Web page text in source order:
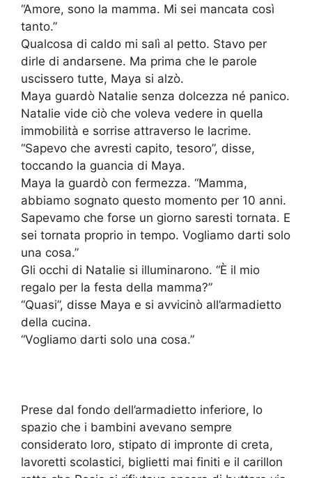
“Amore, sono la mamma. Mi sei mancata così
tanto.”
Qualcosa di caldo mi salì al petto. Stavo per
dirle di andarsene. Ma prima che le parole
uscissero tutte, Maya si alzò.
Maya guardò Natalie senza dolcezza né panico.
Natalie vide ciò che voleva vedere in quella
immobilità e sorrise attraverso le lacrime.
“Sapevo che avresti capito, tesoro”, disse,
toccando la guancia di Maya.
Maya la guardò con fermezza. “Mamma,
abbiamo sognato questo momento per 10 anni.
Sapevamo che forse un giorno saresti tornata. E
sei tornata proprio in tempo. Vogliamo darti solo
una cosa.”
Gli occhi di Natalie si illuminarono. “È il mio
regalo per la festa della mamma?”
“Quasi”, disse Maya e si avvicinò all’armadietto
della cucina.
“Vogliamo darti solo una cosa.”
Prese dal fondo dell’armadietto inferiore, lo
spazio che i bambini avevano sempre
considerato loro, stipato di impronte di creta,
lavoretti scolastici, biglietti mai finiti e il carillon